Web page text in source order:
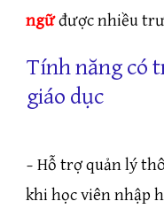
ngữđược nhiều
Tính năng có
giáo dục
– Hỗ trợ quản lý
khi học viên nhập